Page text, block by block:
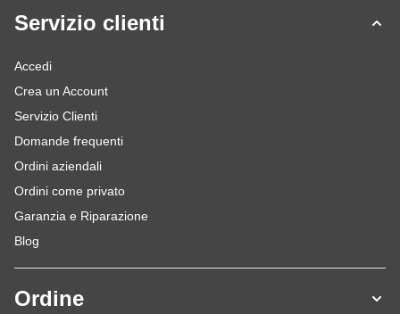
Servizio clienti
Accedi
Crea un Account
Servizio Clienti
Domande frequenti
Ordini aziendali
Ordini come privato
Garanzia e Riparazione
Blog
Ordine